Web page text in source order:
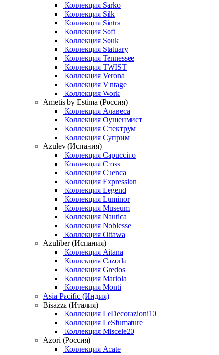
Коллекция Sarko
Коллекция Silk
Коллекция Sintra
Коллекция Soft
Коллекция Souk
Коллекция Statuary
Коллекция Tennessee
Коллекция TWIST
Коллекция Verona
Коллекция Vintage
Коллекция Work
Ametis by Estima (Россия)
Коллекция Алавеса
Коллекция Оушенмист
Коллекция Спектрум
Коллекция Суприм
Azulev (Испания)
Коллекция Capuccino
Коллекция Cross
Коллекция Cuenca
Коллекция Expression
Коллекция Legend
Коллекция Luminor
Коллекция Museum
Коллекция Nautica
Коллекция Noblesse
Коллекция Ottawa
Azuliber (Испания)
Коллекция Aitana
Коллекция Cazorla
Коллекция Gredos
Коллекция Mariola
Коллекция Monti
Asia Pacific (Индия)
Bisazza (Италия)
Коллекция LeDecorazioni10
Коллекция LeSfumature
Коллекция Miscele20
Azori (Россия)
Коллекция Acate